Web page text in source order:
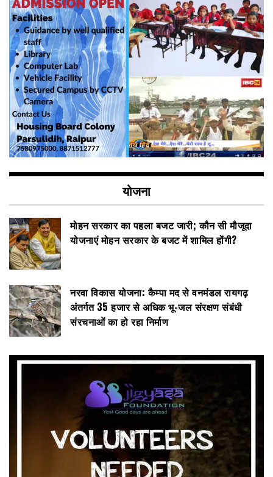
योजना
मोहन सरकार का पहला बजट जारी; कौन सी मौजूदा
योजनाएं मोहन सरकार के बजट में शामिल होंगी?
नरवा विकास योजना: कैम्पा मद से वनमंडल रायगढ़
अंतर्गत 35 हजार से अधिक भू-जल संरक्षण संबंधी
संरचनाओं का हो रहा निर्माण